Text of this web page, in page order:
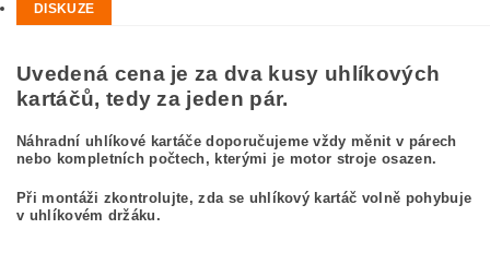
DISKUZE
Uvedená cena je za dva kusy uhlíkových
kartáčů, tedy za jeden pár.
Náhradní uhlíkové kartáče doporučujeme vždy měnit v párech
nebo kompletních počtech, kterými je motor stroje osazen.
Při montáži zkontrolujte, zda se uhlíkový kartáč volně pohybuje
v uhlíkovém držáku.